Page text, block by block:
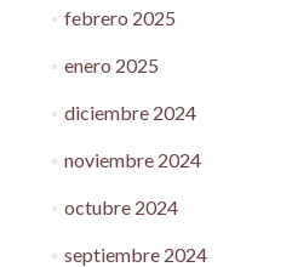
febrero 2025
enero 2025
diciembre 2024
noviembre 2024
octubre 2024
septiembre 2024